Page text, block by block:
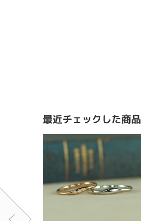
最近チェックした商品